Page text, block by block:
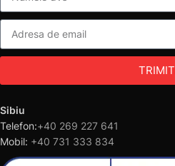
Sibiu
Telefon:+40 269 227 641
Mobil: +40 731 333 834